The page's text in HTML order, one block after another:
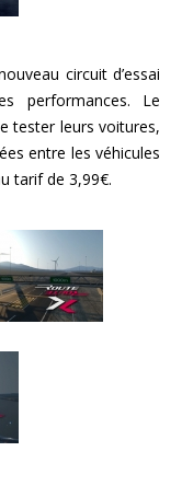
circuit d’essai
performances. Le
tester leurs voitures,
entre les véhicules
tarif de 3,99€.